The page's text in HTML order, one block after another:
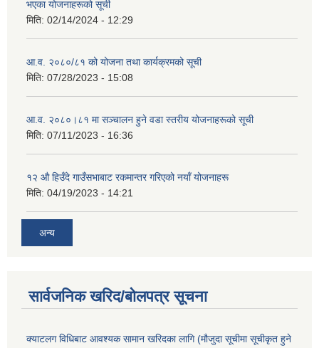
भएका योजनाहरूको सूची
मिति: 02/14/2024 - 12:29
आ.व. २०८०/८१ को योजना तथा कार्यक्रमको सूची
मिति: 07/28/2023 - 15:08
आ.व. २०८०।८१ मा सञ्चालन हुने वडा स्तरीय योजनाहरूको सूची
मिति: 07/11/2023 - 16:36
१२ औ हिउँदे गाउँसभाबाट रकमान्तर गरिएको नयाँ योजनाहरू
मिति: 04/19/2023 - 14:21
अन्य
सार्वजनिक खरिद/बोलपत्र सूचना
क्याटलग विधिबाट आवश्यक सामान खरिदका लागि (मौजुदा सूचीमा सूचीकृत हुने